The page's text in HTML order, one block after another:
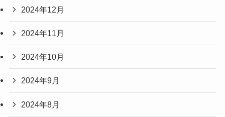
2024年12月
2024年11月
2024年10月
2024年9月
2024年8月